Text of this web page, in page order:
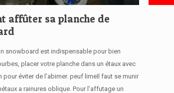
affûter sa planche de
snowboard est indispensable pour bien
placer votre planche dans un étaux avec
pour éviter de l’abimer. peuf limeIl faut se munir
a rainures oblique. Pour l’affutage un